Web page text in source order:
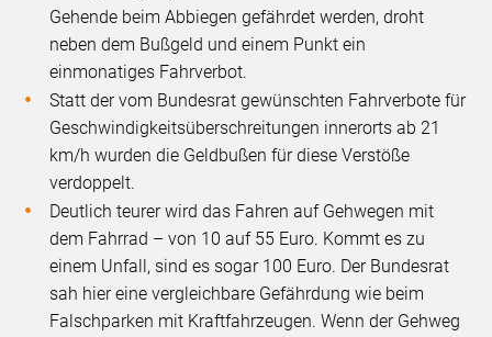
Gehende beim Abbiegen gefährdet werden, droht
neben dem Bußgeld und einem Punkt ein
einmonatiges Fahrverbot.
Statt der vom Bundesrat gewünschten Fahrverbote für
Geschwindigkeitsüberschreitungen innerorts ab 21
km/h wurden die Geldbußen für diese Verstöße
verdoppelt.
Deutlich teurer wird das Fahren auf Gehwegen mit
dem Fahrrad – von 10 auf 55 Euro. Kommt es zu
einem Unfall, sind es sogar 100 Euro. Der Bundesrat
sah hier eine vergleichbare Gefährdung wie beim
Falschparken mit Kraftfahrzeugen. Wenn der Gehweg